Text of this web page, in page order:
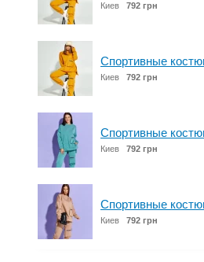
Киев 792 грн
Спортивные
Киев 792 грн
Спортивные
Киев 792 грн
Спортивные
Киев 792 грн